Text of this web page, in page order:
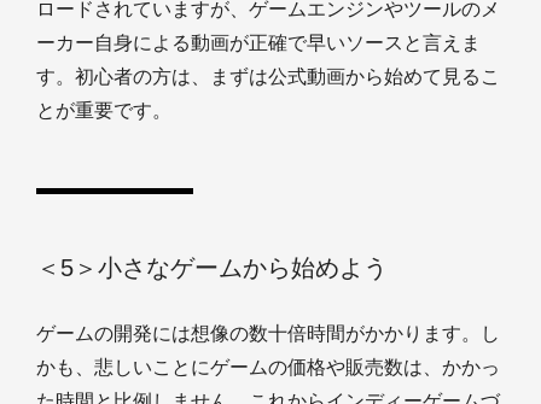
ロードされていますが、ゲームエンジンやツールのメ
ーカー自身による動画が正確で早いソースと言えま
す。初心者の方は、まずは公式動画から始めて見るこ
とが重要です。
＜5＞小さなゲームから始めよう
ゲームの開発には想像の数十倍時間がかかります。し
かも、悲しいことにゲームの価格や販売数は、かかっ